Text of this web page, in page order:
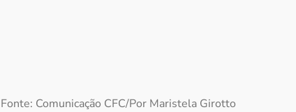
Fonte: Comunicação CFC/Por Maristela Girotto